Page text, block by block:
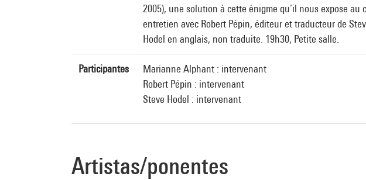
2005), une solution à cette énigme qu’il nous expose
entretien avec Robert Pépin, éditeur et traducteur de
Hodel en anglais, non traduite. 19h30, Petite salle.
Participantes
Marianne Alphant : intervenant
Robert Pépin : intervenant
Steve Hodel : intervenant
Artistas/ponentes